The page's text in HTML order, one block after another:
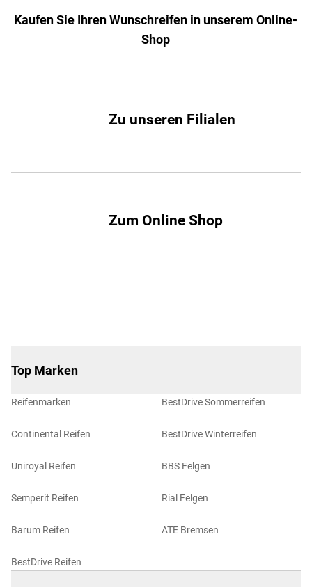
Kaufen Sie Ihren Wunschreifen in unserem Online-
Shop
Zu unseren Filialen
Zum Online Shop
Top Marken
Reifenmarken
Continental Reifen
Uniroyal Reifen
Semperit Reifen
Barum Reifen
BestDrive Reifen
BestDrive Sommerreifen
BestDrive Winterreifen
BBS Felgen
Rial Felgen
ATE Bremsen